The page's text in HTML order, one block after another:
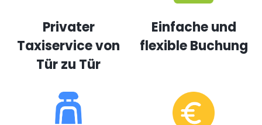
Privater
Taxiservice von
Tür zu Tür
Einfache und
flexible Buchung